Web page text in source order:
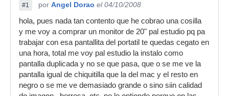
#1 por Angel Dorao el 04/10/2008
hola, pues nada tan contento que he cobrao una cosilla
y me voy a comprar un monitor de 20" pal estudio pq pa
trabajar con esa pantallita del portatil te quedas cegato en
una hora, total me voy pal estudio la instalo como
pantalla duplicada y no se que pasa, que o se me ve la
pantalla igual de chiquitilla que la del mac y el resto en
negro o se me ve demasiado grande o sino siin calidad